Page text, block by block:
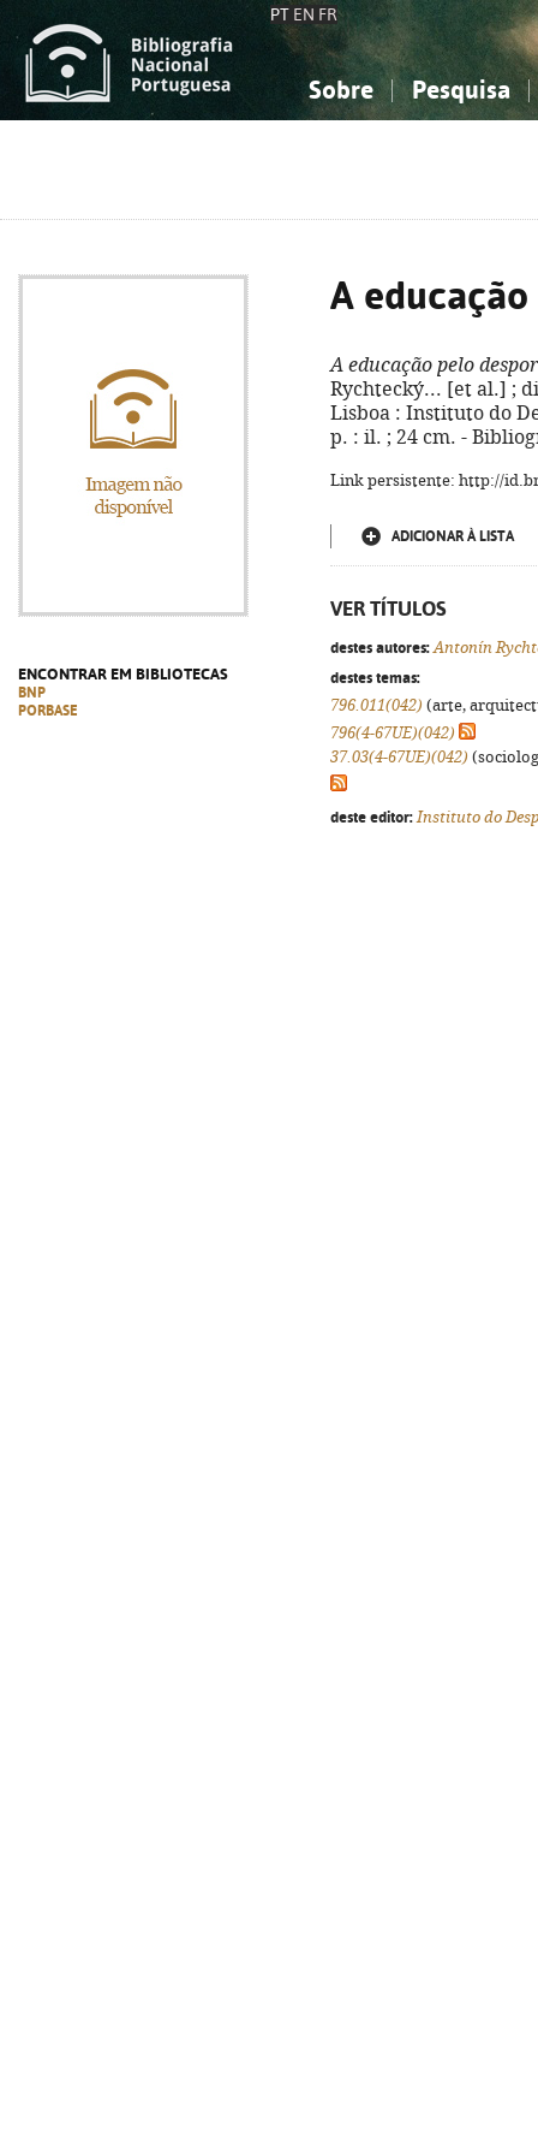
PT EN FR
Sobre Pesquisa
ENCONTRAR EM BIBLIOTECAS
BNP
PORBASE
A
A educação pelo
Rychtecký... [et al.] ;
Lisboa : Instituto do
p. : il. ; 24 cm. -
Link persistente: http://
ADICIONAR À LISTA
VER TÍTULOS
destes autores: Antonín
destes temas:
796.011(042) (arte,
796(4-67UE)(042)
37.03(4-67UE)(042)
deste editor: Instituto do